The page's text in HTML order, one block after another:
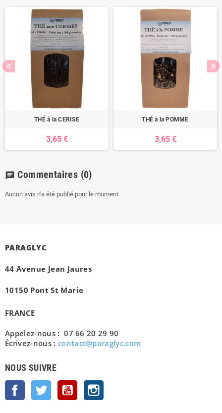
THÉ à la CERISE
3,65 €
THÉ à la POMME
3,65 €
chat Commentaires (0)
Aucun avis n'a été publié pour le moment.
PARAGLYC
44 Avenue Jean Jaures
10150 Pont St Marie
FRANCE
Appelez-nous : 07 66 20 29 90
Écrivez-nous : contact@paraglyc.com
NOUS SUIVRE
Facebook Twitter YouTube